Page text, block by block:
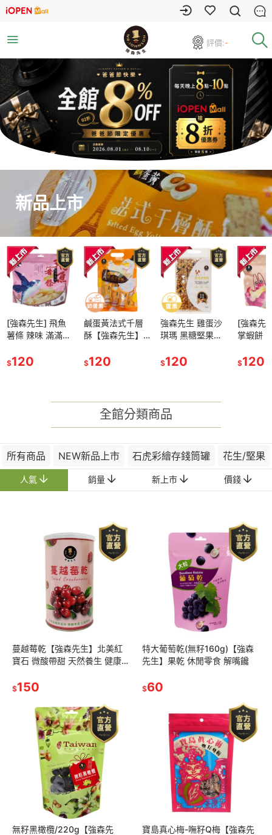
評價:-
新品上市
[強森先生] 飛魚
薯條 辣味 滿滿鮮
室零食
$120
鹹蛋黃法式千層
酥【強森先生】
口接一口 停不下
$120
強森先生 雞蛋沙
琪瑪 黑糖堅果口
可口 低甜度
$120
[強森先
掌蝦餅
酥脆可口
$120
全館分類商品
所有商品 NEW新品上市 石虎彩繪存錢筒罐 花生/堅果
人氣 銷量 新上市 價錢
蔓越莓乾【強森先生】北美紅
寶石 微酸帶甜 天然養生 健康加
$150
特大葡萄乾(無籽160g)【強森
先生】果乾 休閒零食 解嘴饞
$60
無籽黑橄欖/220g【強森先
寶島真心梅-嘸籽Q梅【強森先